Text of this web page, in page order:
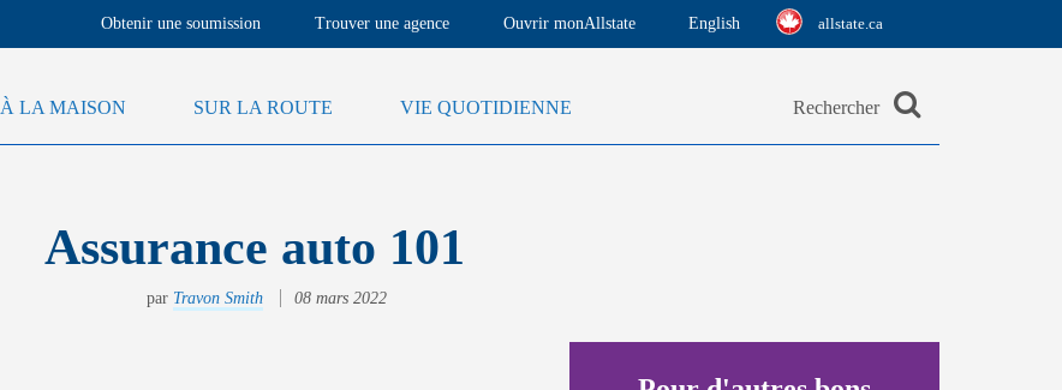
À LA MAISON SUR LA ROUTE VIE QUOTIDIENNE
Obtenir une soumission Trouver une agence Ouvrir monAllstate English allstate.ca
Rechercher
Assurance auto 101
par Travon Smith 08 mars 2022